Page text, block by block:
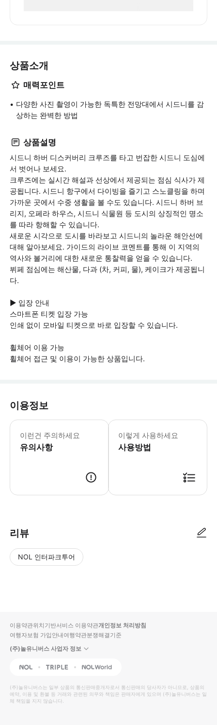
상품소개
매력포인트
다양한 사진 촬영이 가능한 독특한 전망대에서 시드니를 감
상하는 완벽한 방법
상품설명
시드니 하버 디스커버리 크루즈를 타고 번잡한 시드니 도심에
서 벗어나 보세요.
크루즈에는 실시간 해설과 선상에서 제공되는 점심 식사가 제
공됩니다. 시드니 항구에서 다이빙을 즐기고 스노클링을 하며
가까운 곳에서 수중 생활을 볼 수도 있습니다. 시드니 하버 브
리지, 오페라 하우스, 시드니 식물원 등 도시의 상징적인 명소
를 따라 항해할 수 있습니다.
새로운 시각으로 도시를 바라보고 시드니의 놀라운 해안선에
대해 알아보세요. 가이드의 라이브 코멘트를 통해 이 지역의
역사와 볼거리에 대한 새로운 통찰력을 얻을 수 있습니다.
뷔페 점심에는 해산물, 다과 (차, 커피, 물), 케이크가 제공됩니
다.
▶ 입장 안내
스마트폰 티켓 입장 가능
인쇄 없이 모바일 티켓으로 바로 입장할 수 있습니다.
휠체어 이용 가능
휠체어 접근 및 이용이 가능한 상품입니다.
이용정보
이런건 주의하세요
유의사항
▶ 꼭 알아두세요 만 15세 미만의 모
이렇게 사용하세요
사용방법
리뷰
NOL 인터파크투어
입니
다.
높
은
순
동
영
상
순
상
이용약관위치기반서비스 이용약관개인정보 처리방침
여행자보험 가입안내여행약관분쟁해결기준
(주)놀유니버스 사업자 정보
NOL Triple Interpark Global
(주)놀유니버스는 일부 상품의 통신판매중개자로서 통신판매의 당사자가 아니므로, 상품의
예약, 이용 및 환불 등 거래와 관련된 의무와 책임은 판매자에게 있으며 (주)놀유니버스는 일
체 책임을 지지 않습니다.